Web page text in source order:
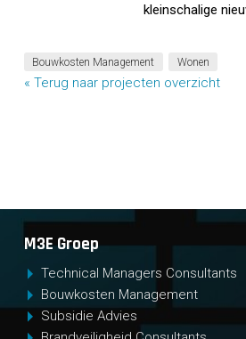
kleinschalige
Bouwkosten Management Wonen
« Terug naar projecten overzicht
M3E Groep
Technical Managers Consultants
Bouwkosten Management
Subsidie Advies